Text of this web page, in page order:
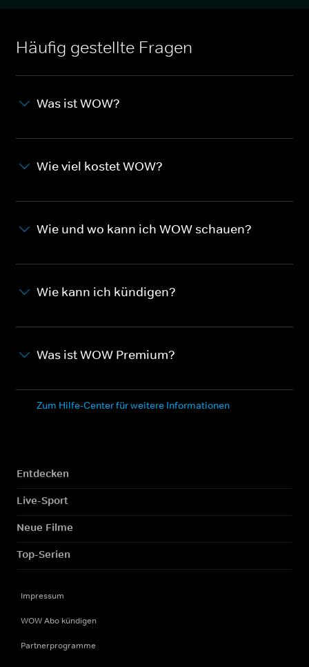
Häufig gestellte Fragen
Was ist WOW?
Wie viel kostet WOW?
Wie und wo kann ich WOW schauen?
Wie kann ich kündigen?
Was ist WOW Premium?
Zum Hilfe-Center für weitere Informationen
Entdecken
Live-Sport
Neue Filme
Top-Serien
Impressum
WOW Abo kündigen
Partnerprogramme